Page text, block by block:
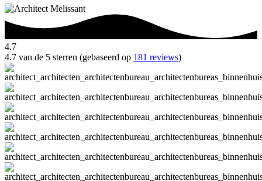
4.7
4.7 van de 5 sterren (gebaseerd op 181 reviews)